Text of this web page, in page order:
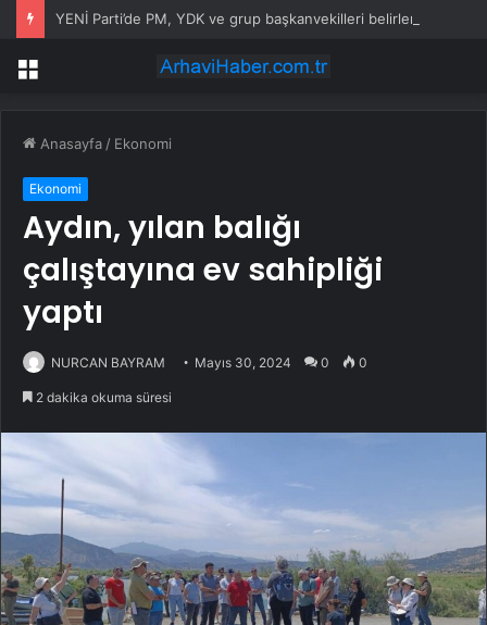
YENİ Parti’de PM, YDK ve grup başkanvekilleri belirlendi
Menü
Anasayfa / Ekonomi
Ekonomi
Aydın, yılan balığı
çalıştayına ev sahipliği
yaptı
NURCAN BAYRAM Mayıs 30, 2024 0 0
2 dakika okuma süresi